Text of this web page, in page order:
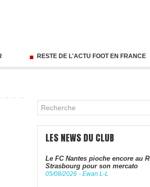
RESTE DE L'ACTU FOOT EN FRANCE
LES NEWS DU CLUB
Le FC Nantes pioche encore au
Strasbourg pour son mercato
05/08/2026 - Ewan L-L